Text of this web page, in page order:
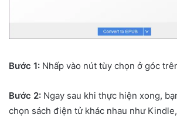
Bước 1: Nhấp vào nút tùy chọn ở góc
Bước 2: Ngay sau khi thực hiện xong,
chọn sách điện tử khác nhau như